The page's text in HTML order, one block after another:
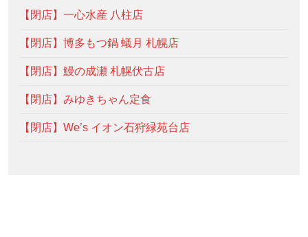
【閉店】一心水産 八柱店
【閉店】博多もつ鍋 蟻月 札幌店
【閉店】鰻の成瀬 札幌伏古店
【閉店】みゆきちゃん定食
【閉店】We’s イオン石狩緑苑台店